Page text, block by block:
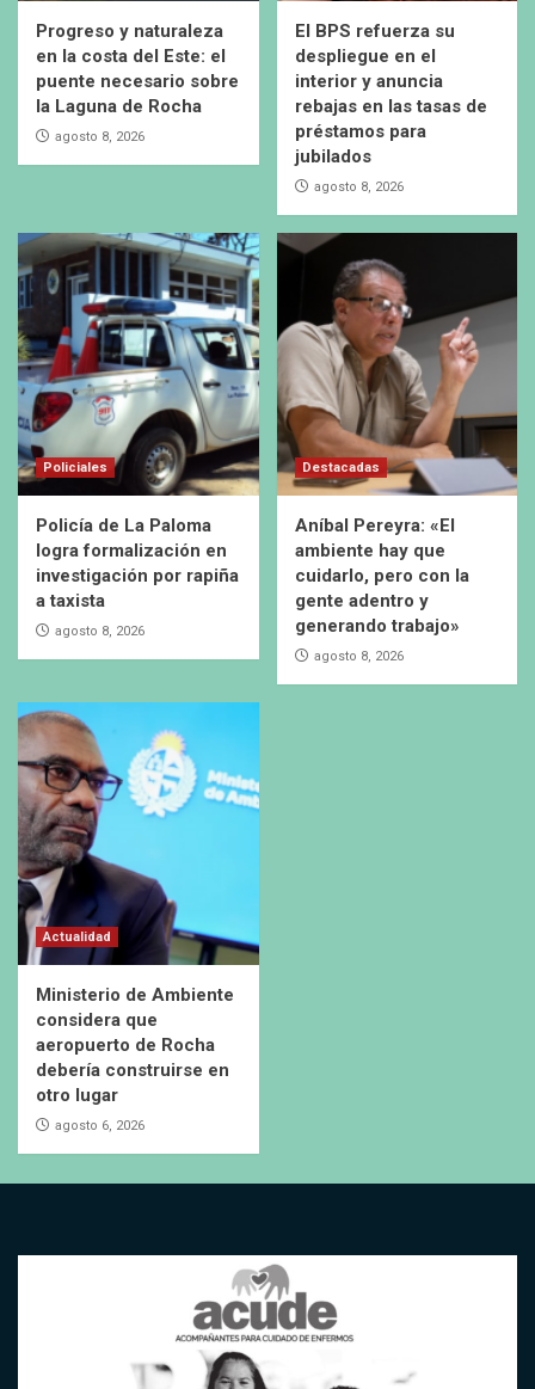
Progreso y naturaleza
en la costa del Este: el
puente necesario sobre
la Laguna de Rocha
agosto 8, 2026
El BPS refuerza su
despliegue en el
interior y anuncia
rebajas en las tasas de
préstamos para
jubilados
agosto 8, 2026
Policiales
Policía de La Paloma
logra formalización en
investigación por rapiña
a taxista
agosto 8, 2026
Destacadas
Aníbal Pereyra: «El
ambiente hay que
cuidarlo, pero con la
gente adentro y
generando trabajo»
agosto 8, 2026
Actualidad
Ministerio de Ambiente
considera que
aeropuerto de Rocha
debería construirse en
otro lugar
agosto 6, 2026